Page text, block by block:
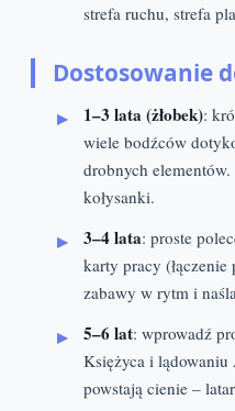
strefa ruchu, strefa
Dostosowanie
1–3 lata (żłobek):
wiele bodźców
drobnych
kołysanki.
3–4 lata: proste
karty pracy
zabawy w rytm i
5–6 lat: wprowadź
Księżyca i lądowaniu
powstają cienie –